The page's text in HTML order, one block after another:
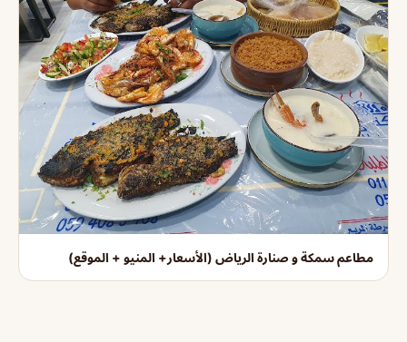
مطاعم سمكة و صنارة الرياض (الأسعار+ المنيو + الموقع)